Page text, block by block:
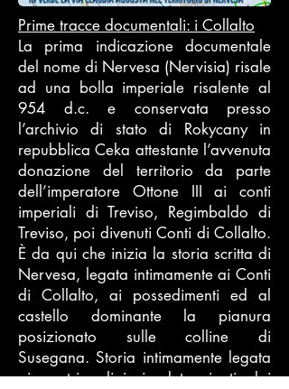
Prime tracce documentali: i Collalto
La prima indicazione documentale
del nome di Nervesa (Nervisia) risale
ad una bolla imperiale risalente al
954 d.c. e conservata presso
l’archivio di stato di Rokycany in
repubblica Ceka attestante l’avvenuta
donazione del territorio da parte
dell’imperatore Ottone III ai conti
imperiali di Treviso, Regimbaldo di
Treviso, poi divenuti Conti di Collalto.
È da qui che inizia la storia scritta di
Nervesa, legata intimamente ai Conti
di Collalto, ai possedimenti ed al
castello dominante la pianura
posizionato sulle colline di
Susegana. Storia intimamente legata
ai centri religiosi, determinati dai